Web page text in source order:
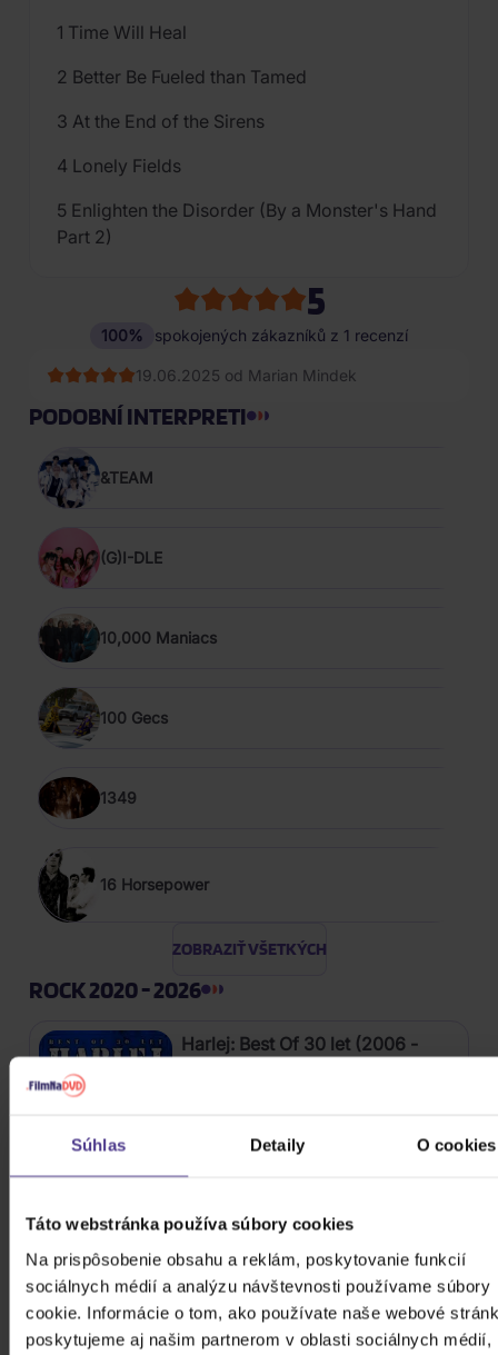
Súhlas Detaily O cookies
Táto webstránka používa súbory cookies
Na prispôsobenie obsahu a reklám, poskytovanie funkcií
sociálnych médií a analýzu návštevnosti používame súbory
cookie. Informácie o tom, ako používate naše webové
poskytujeme aj našim partnerom v oblasti sociálnych médií,
1 Time Will Heal
2 Better Be Fueled than Tamed
3 At the End of the Sirens
4 Lonely Fields
5 Enlighten the Disorder (By a Monster's Hand
Part 2)
5
100% spokojených zákazníků z 1 recenzí
19.06.2025 od Marian Mindek
PODOBNÍ INTERPRETI
&TEAM
(G)I-DLE
10,000 Maniacs
100 Gecs
1349
16 Horsepower
ZOBRAZIŤ VŠETKÝCH
ROCK 2020 - 2026
Harlej: Best Of 30 let (2006 -
Skladom
Kabát: Original Albums Vol.3
4CD
Skladom 18,60 €